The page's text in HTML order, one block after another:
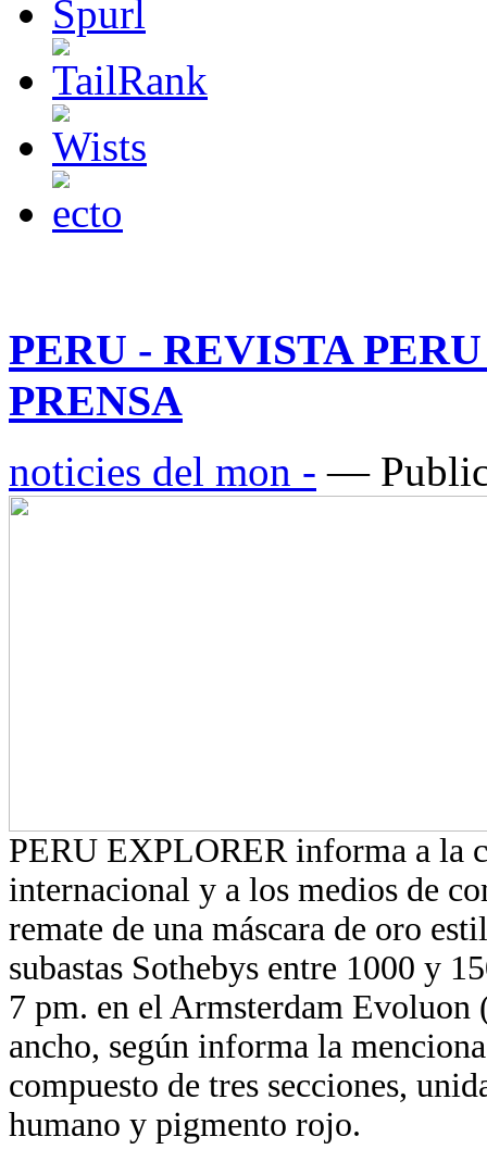
PERU - REVISTA
PRENSA
noticies del mon - —
PERU EXPLORER informa a la
internacional y a los medios de
remate de una máscara de oro
subastas Sothebys entre 1000 y
7 pm. en el Armsterdam
ancho, según informa la
compuesto de tres secciones,
humano y pigmento rojo.